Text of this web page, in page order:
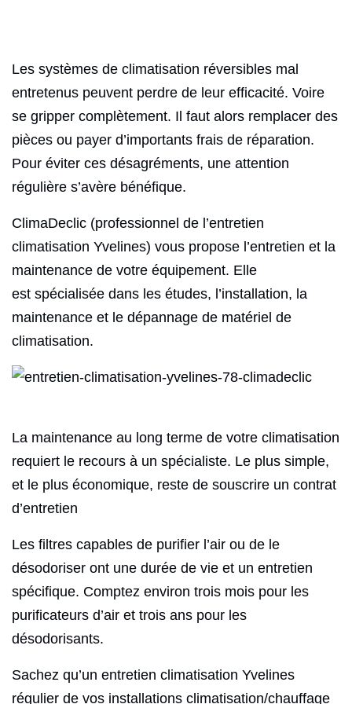
Les systèmes de climatisation réversibles mal
entretenus peuvent perdre de leur efficacité. Voire
se gripper complètement. Il faut alors remplacer des
pièces ou payer d’importants frais de réparation.
Pour éviter ces désagréments, une attention
régulière s’avère bénéfique.
ClimaDeclic (professionnel de l’entretien
climatisation Yvelines) vous propose l’entretien et la
maintenance de votre équipement. Elle
est spécialisée dans les études, l’installation, la
maintenance et le dépannage de matériel de
climatisation.
La maintenance au long terme de votre climatisation
requiert le recours à un spécialiste. Le plus simple,
et le plus économique, reste de souscrire un contrat
d’entretien
Les filtres capables de purifier l’air ou de le
désodoriser ont une durée de vie et un entretien
spécifique. Comptez environ trois mois pour les
purificateurs d’air et trois ans pour les
désodorisants.
Sachez qu’un entretien climatisation Yvelines
régulier de vos installations climatisation/chauffage